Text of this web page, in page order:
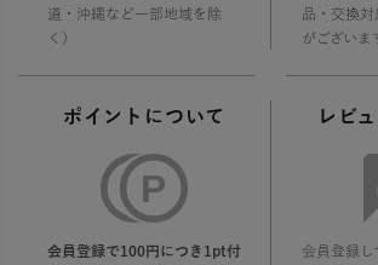
道・沖縄など一部地域を除
く）
品・交換
がございま
ポイントについて
会員登録で100円につき1pt付
レビ
会員登録